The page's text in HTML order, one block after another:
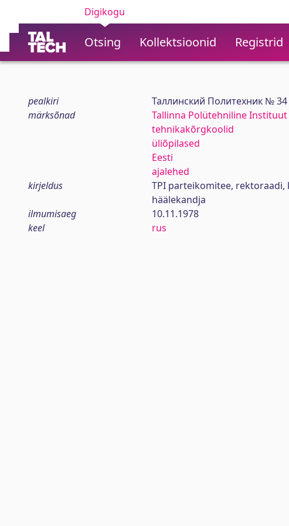
Digikogu
Otsing Kollektsioonid Registrid
pealkiri
Таллинский Политехник № 34
märksõnad
Tallinna Polütehniline Instituut
tehnikakõrgkoolid
üliõpilased
Eesti
ajalehed
kirjeldus
TPI parteikomitee,
häälekandja
ilmumisaeg
10.11.1978
keel
rus